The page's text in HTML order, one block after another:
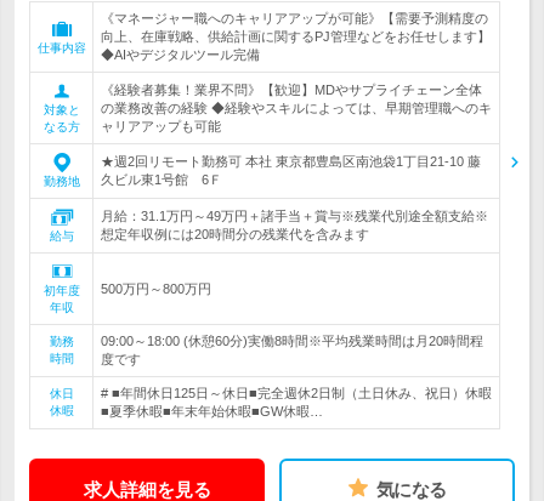
仕事内容
《マネージャー職へのキャリアアップが可能》【需要予測精度の
向上、在庫戦略、供給計画に関するPJ管理などをお任せします】
◆AIやデジタルツール完備
対象と
なる方
《経験者募集！業界不問》【歓迎】MDやサプライチェーン全体
の業務改善の経験 ◆経験やスキルによっては、早期管理職へのキ
ャリアアップも可能
勤務地
★週2回リモート勤務可 本社 東京都豊島区南池袋1丁目21-10 藤
久ビル東1号館 6Ｆ
給与
月給：31.1万円～49万円＋諸手当＋賞与※残業代別途全額支給※
想定年収例には20時間分の残業代を含みます
初年度
年収
500万円～800万円
勤務
時間
09:00～18:00 (休憩60分)実働8時間※平均残業時間は月20時間程
度です
休日
休暇
# ■年間休日125日～休日■完全週休2日制（土日休み、祝日）休暇
■夏季休暇■年末年始休暇■GW休暇…
求人詳細を見る 気になる